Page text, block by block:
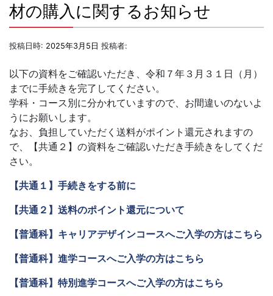
材の購入に関するお知らせ
投稿日時: 2025年3月5日 投稿者:
以下の資料をご確認いただき、令和７年３月３１日（月）
までに手続きを完了してください。
学科・コース別に分かれていますので、お間違いのないよ
うにお願いします。
なお、負担していただく送料がポイント還元されますの
で、【共通２】の資料をご確認いただき手続きをしてくだ
さい。
【共通１】手続きをする前に
【共通２】送料のポイント還元について
【普通科】キャリアデザインコースへご入学の方はこちら
【普通科】進学コースへご入学の方はこちら
【普通科】特別進学コースへご入学の方はこちら